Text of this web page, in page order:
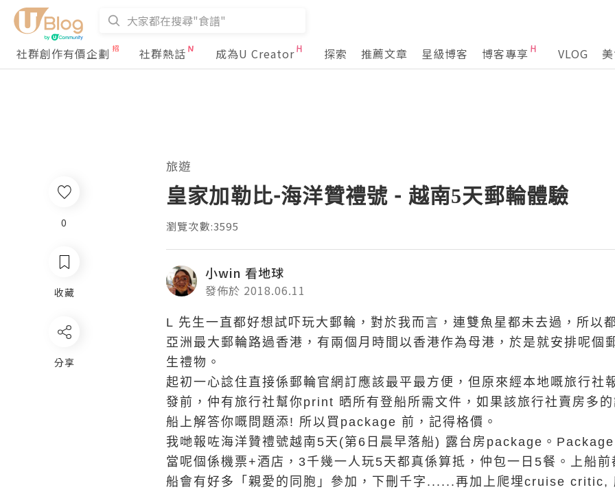
社群創作有價企劃
社群熱話 成為U Creator 探索 推薦文章 星級博客 博客專享 VLOG
0
收藏
分享
旅遊
皇家加勒比-海洋贊禮號 - 越南5天郵輪體驗
瀏覽次數:3595
小win 看地球
發佈於 2018.06.11
L 先生一直都好想試吓玩大郵輪，對於我而言，連雙魚星都未去過，所以
亞洲最大郵輪路過香港，有兩個月時間以香港作為母港，於是就安排呢個
生禮物。
起初一心諗住直接係郵輪官網訂應該最平最方便，但原來經本地嘅旅行社
發前，仲有旅行社幫你print 晒所有登船所需文件，如果該旅行社賣房多
船上解答你嘅問題添! 所以買package 前，記得格價。
我哋報咗海洋贊禮號越南5天(第6日晨早落船) 露台房package。
當呢個係機票+酒店，3千幾一人玩5天都真係算抵，仲包一日5餐。上船
船會有好多「親愛的同胞」參加，下刪千字......再加上爬埋cruise critic,